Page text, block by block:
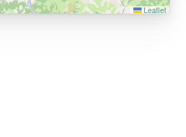
Leaflet